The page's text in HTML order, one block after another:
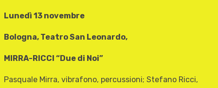
Lunedì 13 novembre
Bologna, Teatro San Leonardo,
MIRRA-RICCI “Due di Noi”
Pasquale Mirra, vibrafono, percussioni; Stefano Ricci,